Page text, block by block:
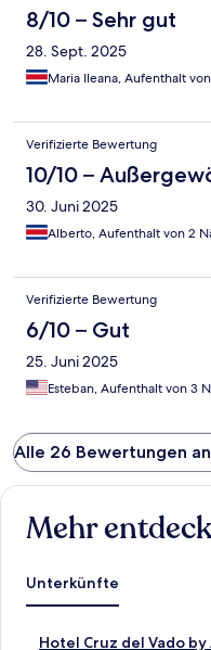
8/10 – Sehr gut
28. Sept. 2025
Maria Ileana, Aufenthalt
Verifizierte Bewertung
10/10 –
30. Juni 2025
Alberto, Aufenthalt von 2
Verifizierte Bewertung
6/10 – Gut
25. Juni 2025
Esteban, Aufenthalt von 3
Alle 26 Bewertungen
Mehr
Unterkünfte
Hotel Cruz del Vado
L